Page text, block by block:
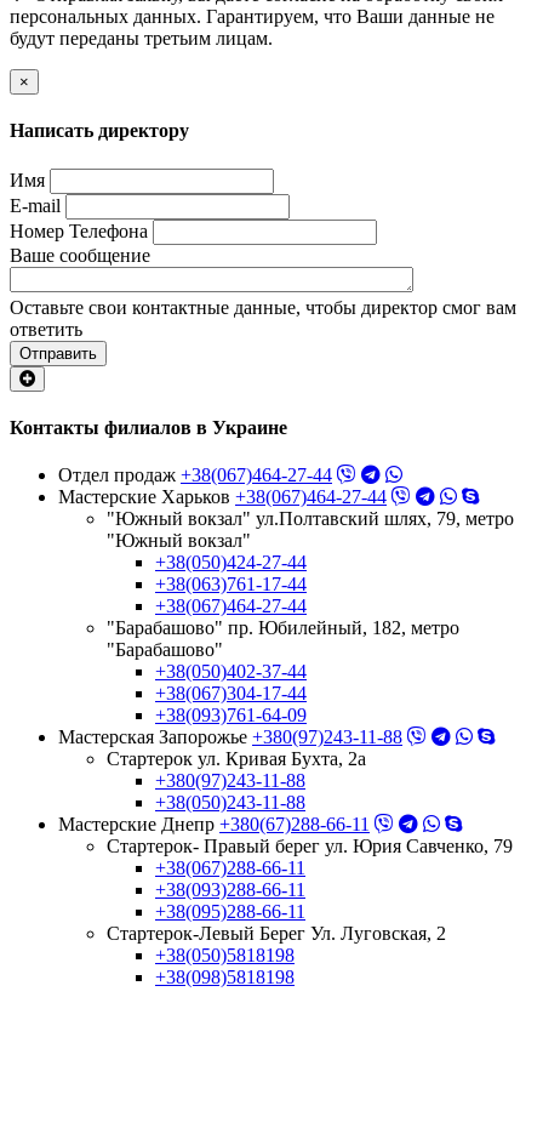
персональных данных. Гарантируем, что Ваши данные не
будут переданы третьим лицам.
×
Написать директору
Имя
E-mail
Номер Телефона
Ваше сообщение
Оставьте свои контактные данные, чтобы директор смог вам
ответить
Отправить
Контакты филиалов в Украине
Отдел продаж +38(067)464-27-44
Мастерские Харьков +38(067)464-27-44
"Южный вокзал" ул.Полтавский шлях, 79, метро
"Южный вокзал"
+38(050)424-27-44
+38(063)761-17-44
+38(067)464-27-44
"Барабашово" пр. Юбилейный, 182, метро
"Барабашово"
+38(050)402-37-44
+38(067)304-17-44
+38(093)761-64-09
Мастерская Запорожье +380(97)243-11-88
Стартерок ул. Кривая Бухта, 2а
+380(97)243-11-88
+38(050)243-11-88
Мастерские Днепр +380(67)288-66-11
Стартерок- Правый берег ул. Юрия Савченко, 79
+38(067)288-66-11
+38(093)288-66-11
+38(095)288-66-11
Стартерок-Левый Берег Ул. Луговская, 2
+38(050)5818198
+38(098)5818198